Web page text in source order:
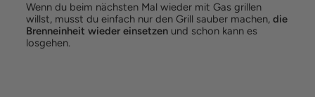
Wenn du beim nächsten Mal wieder mit Gas grillen
willst, musst du einfach nur den Grill sauber machen, die
Brenneinheit wieder einsetzen und schon kann es
losgehen.